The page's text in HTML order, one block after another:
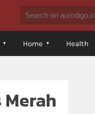
Home Health